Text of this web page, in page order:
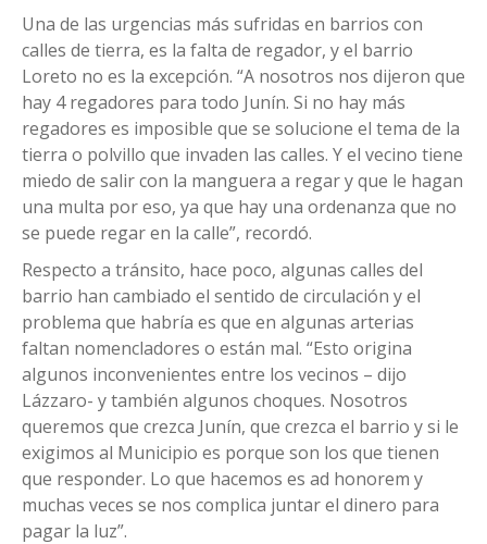
Una de las urgencias más sufridas en barrios con
calles de tierra, es la falta de regador, y el barrio
Loreto no es la excepción. “A nosotros nos dijeron que
hay 4 regadores para todo Junín. Si no hay más
regadores es imposible que se solucione el tema de la
tierra o polvillo que invaden las calles. Y el vecino tiene
miedo de salir con la manguera a regar y que le hagan
una multa por eso, ya que hay una ordenanza que no
se puede regar en la calle”, recordó.
Respecto a tránsito, hace poco, algunas calles del
barrio han cambiado el sentido de circulación y el
problema que habría es que en algunas arterias
faltan nomencladores o están mal. “Esto origina
algunos inconvenientes entre los vecinos – dijo
Lázzaro- y también algunos choques. Nosotros
queremos que crezca Junín, que crezca el barrio y si le
exigimos al Municipio es porque son los que tienen
que responder. Lo que hacemos es ad honorem y
muchas veces se nos complica juntar el dinero para
pagar la luz”.